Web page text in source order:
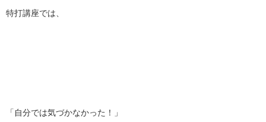
特打講座では、
「自分では気づかなかった！」